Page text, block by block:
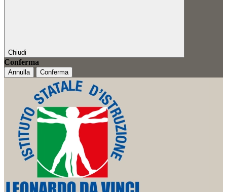
Chiudi
Conferma
Annulla Conferma